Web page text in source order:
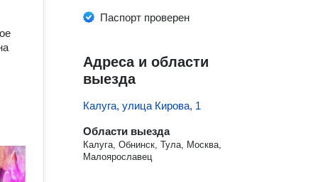
Паспорт проверен
Адреса и области
выезда
Калуга, улица Кирова, 1
Области выезда
Калуга, Обнинск, Тула, Москва,
Малоярославец